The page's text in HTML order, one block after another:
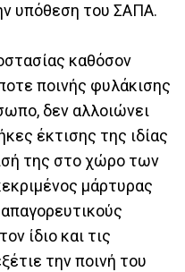
υπόθεση του ΣΑΠΑ.
καθόσον
ποινής φυλάκισης
δεν αλλοιώνει
έκτισης της ιδίας
της στο χώρο των
μάρτυρας
ίδιο και τις
την ποινή του